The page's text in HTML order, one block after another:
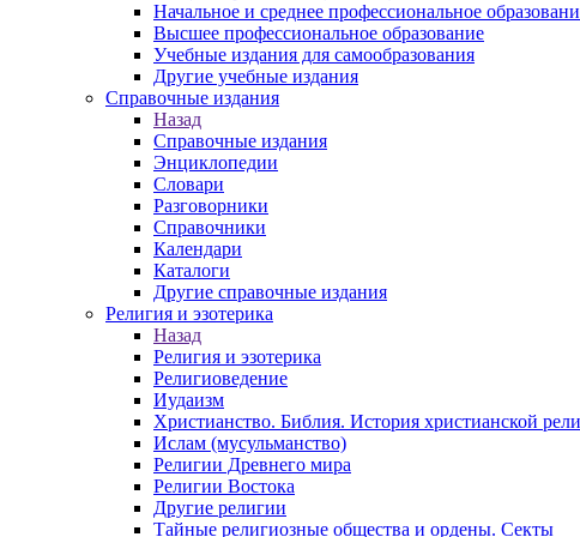
Начальное и среднее профессиональное
Высшее профессиональное образование
Учебные издания для самообразования
Другие учебные издания
Справочные издания
Назад
Справочные издания
Энциклопедии
Словари
Разговорники
Справочники
Календари
Каталоги
Другие справочные издания
Религия и эзотерика
Назад
Религия и эзотерика
Религиоведение
Иудаизм
Христианство. Библия. История христианской
Ислам (мусульманство)
Религии Древнего мира
Религии Востока
Другие религии
Тайные религиозные общества и ордены. Секты